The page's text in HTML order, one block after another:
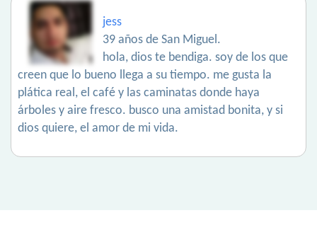
jess
39 años de San Miguel.
hola, dios te bendiga. soy de los que
creen que lo bueno llega a su tiempo. me gusta la
plática real, el café y las caminatas donde haya
árboles y aire fresco. busco una amistad bonita, y si
dios quiere, el amor de mi vida.